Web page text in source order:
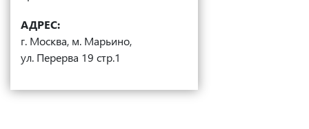
АДРЕС:
г. Москва, м. Марьино,
ул. Перерва 19 стр.1